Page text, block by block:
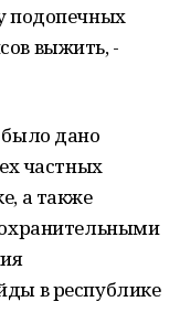
подопечных
выжить, -
дано
частных
а также
в республике